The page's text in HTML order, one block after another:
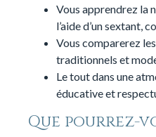
Vous apprendrez la
l’aide d’un sextant,
Vous comparerez
traditionnels et
Le tout dans une
éducative et
Que pourrez-